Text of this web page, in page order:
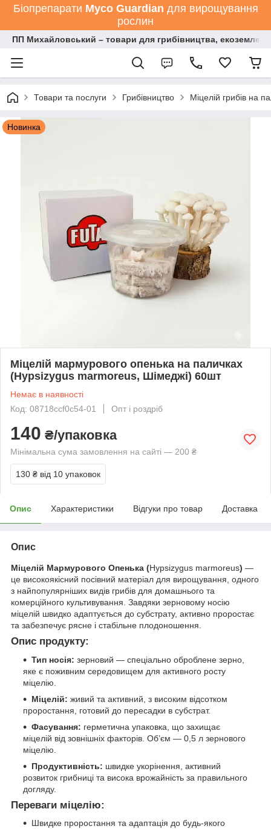
Біопрепарати Мyco Guardian для вирощування
рослин
ПП Михайловський – товари для грибівництва,
Товари та послуги Грибівництво Міцелій грибів на
Новинка
Міцелій мармурового опенька на паличках
(Hypsizygus marmoreus, Шімеджі) 60шт
Немає в наявності
Код: 08718ccf0c54-01
Опт і роздріб
140 ₴/упаковка
Мінімальна сума замовлення на сайті — 200 ₴
130 ₴ від 10 упаковок
Опис Характеристики Відгуки про товар Доставка
Опис
Міцелій Мармурового Опенька (Hypsizygus marmoreus) —
це високоякісний посівний матеріал для вирощування, одного
з найпопулярніших видів грибів для домашнього та
комерційного культивування. Завдяки зерновому носію
міцелій швидко адаптується до субстрату, активно проростає
та забезпечує рясне і стабільне плодоношення.
Опис продукту:
Тип носія: зерновий — спеціально оброблене зерно,
яке є поживним середовищем для активного росту
міцелію.
Міцелій: живий та активний, з високим відсотком
проростання, готовий до пересадки в субстрат.
Фасування: герметична упаковка, що захищає
міцелій від зовнішніх факторів. Об’єм — 0,5 л зернового
міцелію.
Продуктивність: швидке укорінення, активний
розвиток грибниці та висока врожайність за правильного
догляду.
Переваги міцелію:
Швидке проростання та адаптація до будь-якого